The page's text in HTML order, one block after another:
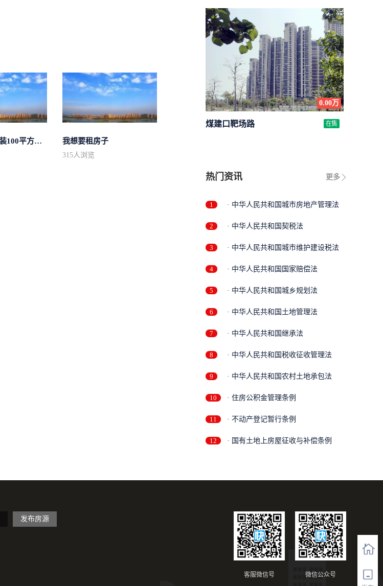
求租1一2楼精装100平方里面基本设备不... 我想要租房子
315人浏览
0.00万
煤建口靶场路 在售
更多
热门资讯
1 · 中华人民共和国城市房地产管理法
2 · 中华人民共和国契税法
3 · 中华人民共和国城市维护建设税法
4 · 中华人民共和国国家赔偿法
5 · 中华人民共和国城乡规划法
6 · 中华人民共和国土地管理法
7 · 中华人民共和国继承法
8 · 中华人民共和国税收征收管理法
9 · 中华人民共和国农村土地承包法
10 · 住房公积金管理条例
11 · 不动产登记暂行条例
12 · 国有土地上房屋征收与补偿条例
发布房源
微信公众号
客服微信号